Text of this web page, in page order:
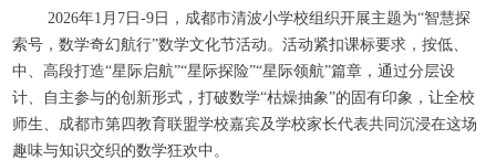
2026年1月7日-9日，成都市清波小学校组织开展主题为“智慧探
索号，数学奇幻航行”数学文化节活动。活动紧扣课标要求，按低、
中、高段打造“星际启航”“星际探险”“星际领航”篇章，通过分层设
计、自主参与的创新形式，打破数学“枯燥抽象”的固有印象，让全校
师生、成都市第四教育联盟学校嘉宾及学校家长代表共同沉浸在这场
趣味与知识交织的数学狂欢中。